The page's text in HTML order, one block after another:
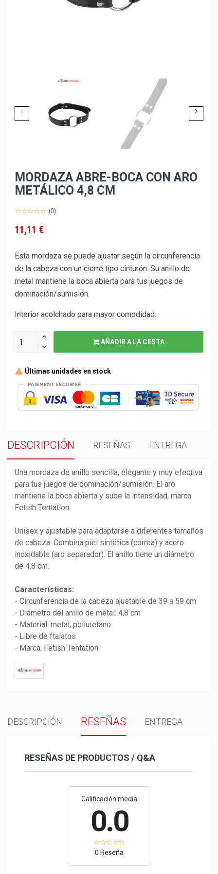
MORDAZA ABRE-BOCA CON ARO
METÁLICO 4,8 CM
(0)
11,11 €
Esta mordaza se puede ajustar según la circunferencia
de la cabeza con un cierre tipo cinturón. Su anillo de
metal mantiene la boca abierta para tus juegos de
dominación/sumisión.
Interior acolchado para mayor comodidad.
AÑADIR A LA CESTA
Últimas unidades en stock
DESCRIPCIÓN RESEÑAS ENTREGA
Una mordaza de anillo sencilla, elegante y muy efectiva
para tus juegos de dominación/sumisión. El aro
mantiene la boca abierta y sube la intensidad, marca
Fetish Tentation.
Unisex y ajustable para adaptarse a diferentes tamaños
de cabeza. Combina piel sintética (correa) y acero
inoxidable (aro separador). El anillo tiene un diámetro
de 4,8 cm.
Características:
- Circunferencia de la cabeza ajustable de 39 a 59 cm
- Diámetro del anillo de metal: 4,8 cm
- Material: metal, poliuretano
- Libre de ftalatos
- Marca: Fetish Tentation
DESCRIPCIÓN RESEÑAS ENTREGA
RESEÑAS DE PRODUCTOS / Q&A
Calificación media
0.0
0 Reseña